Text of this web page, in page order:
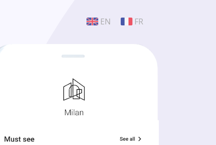
EN FR